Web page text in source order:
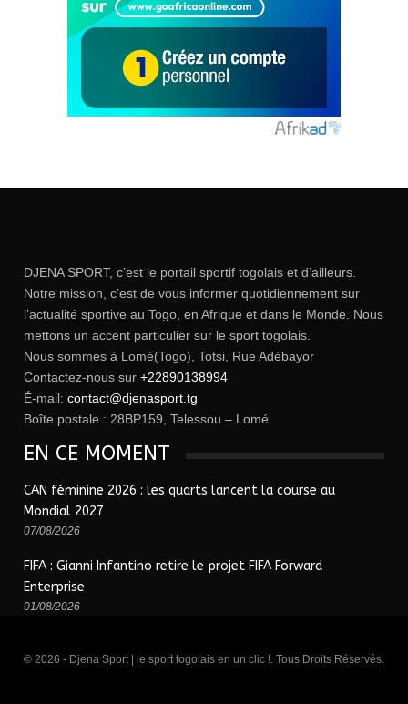
DJENA SPORT, c’est le portail sportif togolais et d’ailleurs.
Notre mission, c’est de vous informer quotidiennement sur
l’actualité sportive au Togo, en Afrique et dans le Monde. Nous
mettons un accent particulier sur le sport togolais.
Nous sommes à Lomé(Togo), Totsi, Rue Adébayor
Contactez-nous sur +22890138994
É-mail: contact@djenasport.tg
Boîte postale : 28BP159, Telessou – Lomé
EN CE MOMENT
CAN féminine 2026 : les quarts lancent la course au
Mondial 2027
07/08/2026
FIFA : Gianni Infantino retire le projet FIFA Forward
Enterprise
01/08/2026
© 2026 - Djena Sport | le sport togolais en un clic !. Tous Droits Réservés.